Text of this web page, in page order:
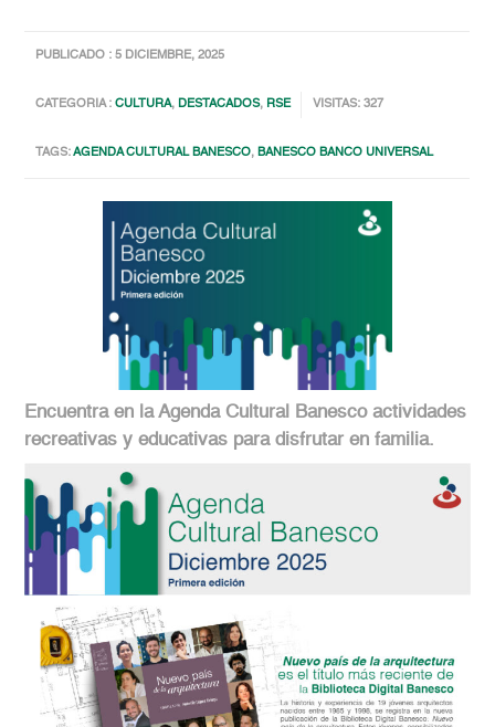
PUBLICADO : 5 DICIEMBRE, 2025
CATEGORIA :CULTURA,DESTACADOS, RSE VISITAS: 327
TAGS:AGENDA CULTURAL BANESCO,BANESCO BANCO UNIVERSAL
Encuentra en la Agenda Cultural Banesco actividades
recreativas y educativas para disfrutar en familia.